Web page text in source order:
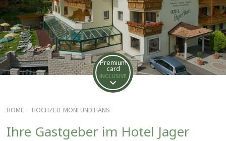
Premium
card
INCLUSIVE
HOME · HOCHZEIT MONI UND HANS
Ihre Gastgeber im Hotel Jager